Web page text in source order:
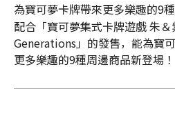
為寶可夢卡牌帶來更多樂趣的9
配合「寶可夢集式卡牌遊戲 朱＆
Generations」的發售，能為寶
更多樂趣的9種周邊商品新登場！